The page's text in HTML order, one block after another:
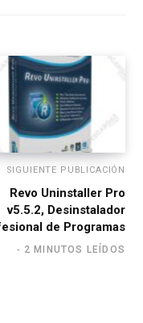
SIGUIENTE PUBLICACIÓN
Revo Uninstaller Pro
v5.5.2, Desinstalador
de Programas
2 MINUTOS LEÍDOS